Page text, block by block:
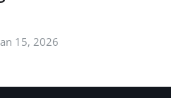
15, 2026